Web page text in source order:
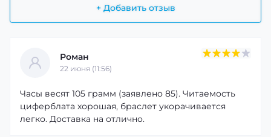
+ Добавить отзыв
Роман
22 июня (11:56)
Часы весят 105 грамм (заявлено 85). Читаемость
циферблата хорошая, браслет укорачивается
легко. Доставка на отлично.